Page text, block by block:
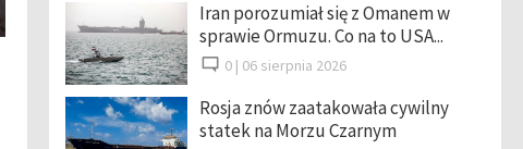
Iran porozumiał się z Omanem w
sprawie Ormuzu. Co na to USA...
0 | 06 sierpnia 2026
Rosja znów zaatakowała cywilny
statek na Morzu Czarnym